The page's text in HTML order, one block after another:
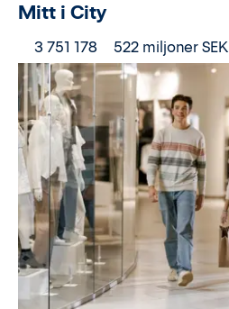
Mitt i City
3 751 178 522 miljoner SEK